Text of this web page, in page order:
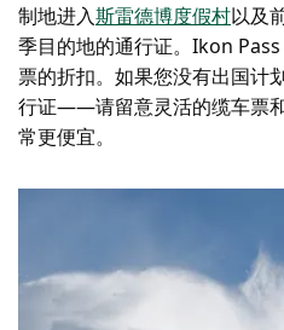
制地进入斯雷德博度假村以及
季目的地的通行证。Ikon
票的折扣。如果您没有出国计
行证——请留意灵活的缆车票
常更便宜。